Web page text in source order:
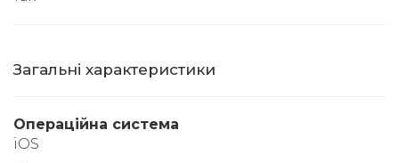
Загальні характеристики
Операційна система
iOS